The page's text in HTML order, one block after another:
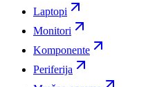
Laptopi
Monitori
Komponente
Periferija